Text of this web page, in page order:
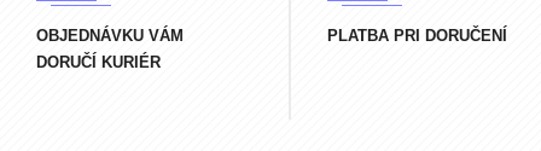
OBJEDNÁVKU VÁM
DORUČÍ KURIÉR
PLATBA PRI DORUČENÍ